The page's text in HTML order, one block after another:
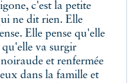
c'est la petite
ne dit rien. Elle
Elle pense qu'elle
va surgir
et renfermée
dans la famille et